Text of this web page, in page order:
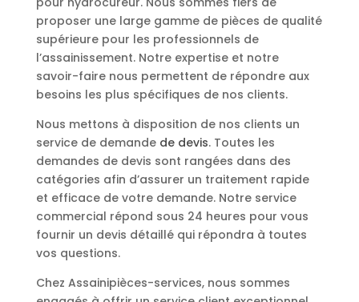
proposer une large gamme de pièces de qualité
supérieure pour les professionnels de
l’assainissement. Notre expertise et notre
savoir-faire nous permettent de répondre aux
besoins les plus spécifiques de nos clients.
Nous mettons à disposition de nos clients un
service de demande de devis. Toutes les
demandes de devis sont rangées dans des
catégories afin d’assurer un traitement rapide
et efficace de votre demande. Notre service
commercial répond sous 24 heures pour vous
fournir un devis détaillé qui répondra à toutes
vos questions.
Chez Assainipièces-services, nous sommes